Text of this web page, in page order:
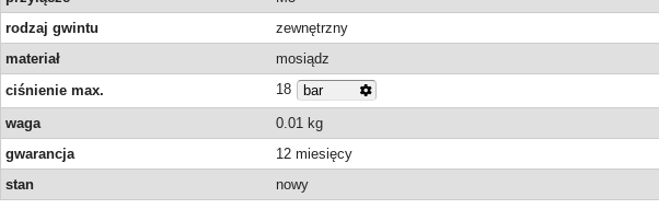
rodzaj gwintu
zewnętrzny
materiał
mosiądz
ciśnienie max.
18
waga 0.01 kg
gwarancja
12 miesięcy
stan
nowy